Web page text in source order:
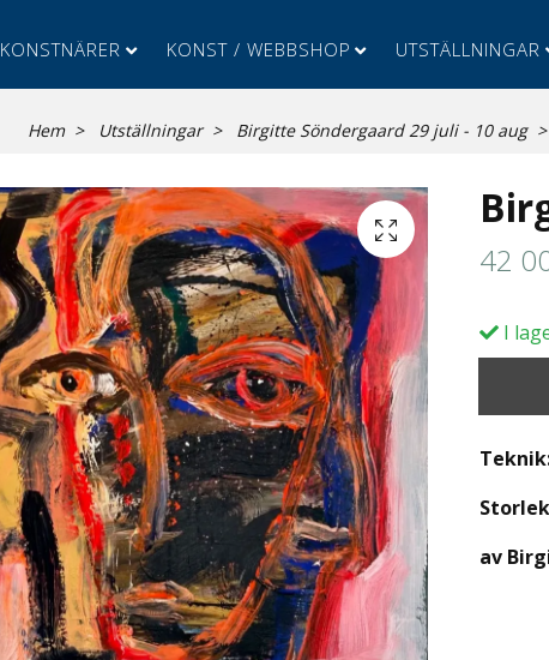
KONSTNÄRER KONST / WEBBSHOP UTSTÄLLNINGAR
Hem Utställningar Birgitte Söndergaard 29 juli - 10 aug
42
I
av